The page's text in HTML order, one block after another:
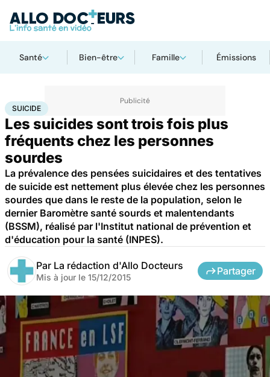
Santé Bien-être Famille Émissions
AccueilSanté
SUICIDE
Les suicides sont trois fois plus
fréquents chez les personnes
sourdes
La prévalence des pensées suicidaires et des tentatives
de suicide est nettement plus élevée chez les personnes
sourdes que dans le reste de la population, selon le
dernier Baromètre santé sourds et malentendants
(BSSM), réalisé par l'Institut national de prévention et
d'éducation pour la santé (INPES).
Par La rédaction d'Allo Docteurs
Mis à jour le 15/12/2015
Partager